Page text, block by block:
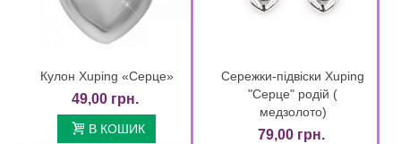
Кулон Xuping «Серце»
49,00 грн.
В КОШИК
Сережки-підвіски Xuping
"Серце" родій (
медзолото)
79,00 грн.